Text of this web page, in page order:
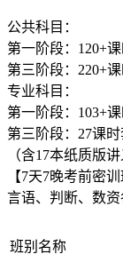
公共科目：
第一阶段：120+
第三阶段：220+
专业科目：
第一阶段：103+
第三阶段：27课
（含17本纸质版讲
【7天7晚考前密训
言语、判断、数
班别名称